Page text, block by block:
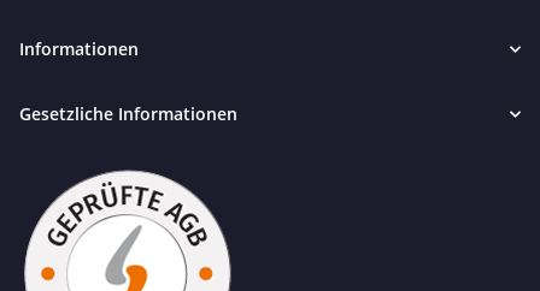
Informationen
Gesetzliche Informationen